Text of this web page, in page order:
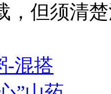
，但须清
-混搭